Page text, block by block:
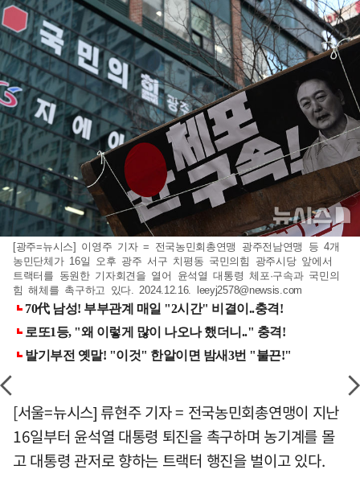
[광주=뉴시스] 이영주 기자 = 전국농민회총연맹 광주전남연맹 등 4개
농민단체가 16일 오후 광주 서구 치평동 국민의힘 광주시당 앞에서
트랙터를 동원한 기자회견을 열어 윤석열 대통령 체포·구속과 국민의
힘 해체를 촉구하고 있다. 2024.12.16. leeyj2578@newsis.com
[서울=뉴시스] 류현주 기자 = 전국농민회총연맹이 지난
16일부터 윤석열 대통령 퇴진을 촉구하며 농기계를 몰
고 대통령 관저로 향하는 트랙터 행진을 벌이고 있다.